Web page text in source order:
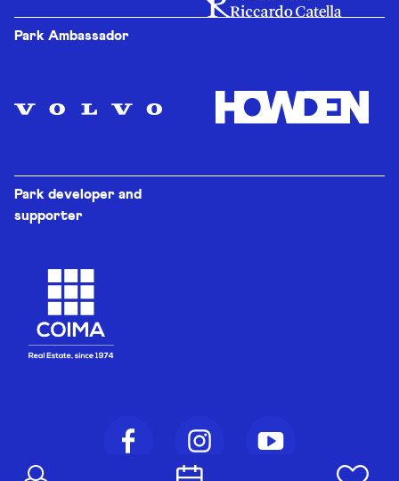
Park Ambassador
Park developer and
supporter